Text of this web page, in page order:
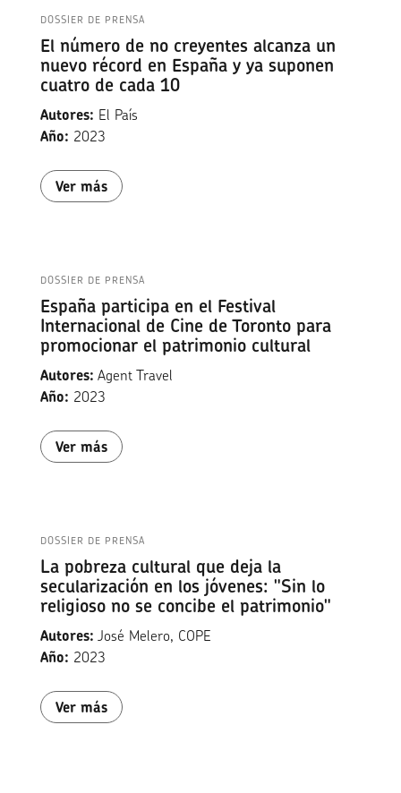
DOSSIER DE PRENSA
El número de no creyentes alcanza un
nuevo récord en España y ya suponen
cuatro de cada 10
Autores: El País
Año: 2023
Ver más
DOSSIER DE PRENSA
España participa en el Festival
Internacional de Cine de Toronto para
promocionar el patrimonio cultural
Autores: Agent Travel
Año: 2023
Ver más
DOSSIER DE PRENSA
La pobreza cultural que deja la
secularización en los jóvenes: "Sin lo
religioso no se concibe el patrimonio"
Autores: José Melero, COPE
Año: 2023
Ver más